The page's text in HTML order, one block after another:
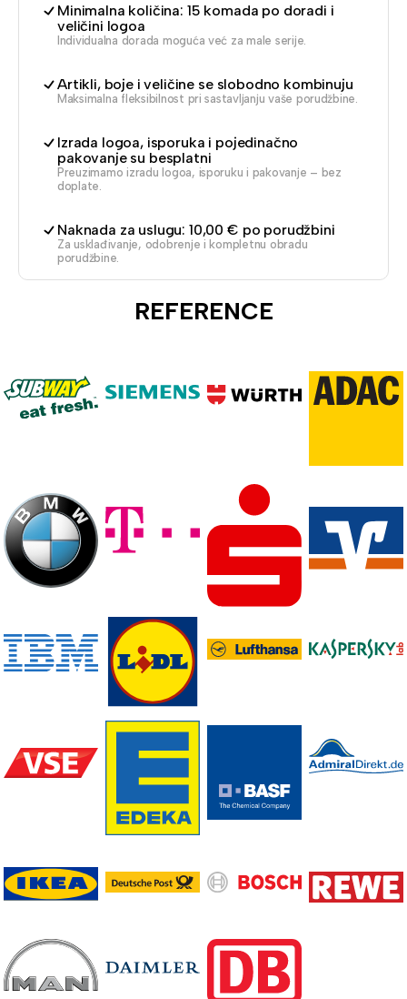
Minimalna količina: 15 komada po doradi i
veličini logoa
Individualna dorada moguća već za male serije.
Artikli, boje i veličine se slobodno kombinuju
Maksimalna fleksibilnost pri sastavljanju vaše porudžbine.
Izrada logoa, isporuka i pojedinačno
pakovanje su besplatni
Preuzimamo izradu logoa, isporuku i pakovanje – bez
doplate.
Naknada za uslugu: 10,00 € po porudžbini
Za usklađivanje, odobrenje i kompletnu obradu
porudžbine.
REFERENCE